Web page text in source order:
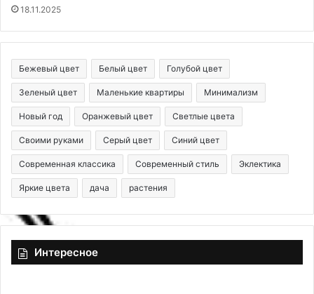
18.11.2025
Бежевый цвет Белый цвет Голубой цвет
Зеленый цвет Маленькие квартиры Минимализм
Новый год Оранжевый цвет Светлые цвета
Своими руками Серый цвет Синий цвет
Современная классика Современный стиль Эклектика
Яркие цвета дача растения
Интересное